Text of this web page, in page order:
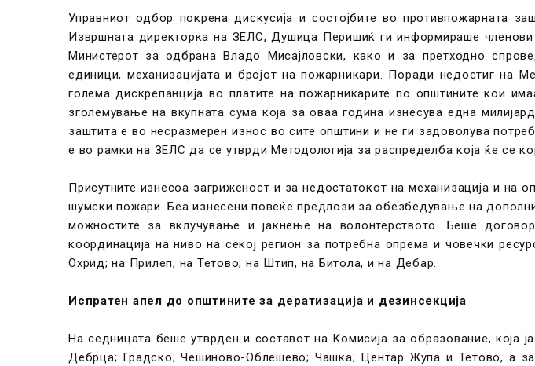
Управниот одбор покрена дискусија и состојбите во противпожарната
Извршната директорка на ЗЕЛС, Душица Перишиќ ги информираше
Министерот за одбрана Владо Мисајловски, како и за претходно
единици, механизацијата и бројот на пожарникари. Поради недостиг на
голема дискрепанција во платите на пожарникарите по општините кои
зголемување на вкупната сума која за оваа година изнесува една
заштита е во несразмерен износ во сите општини и не ги задоволува
е во рамки на ЗЕЛС да се утврди Методологија за распределба која ќе се
Присутните изнесоа загриженост и за недостатокот на механизација и
шумски пожари. Беа изнесени повеќе предлози за обезбедување на
можностите за вклучување и јакнење на волонтерството. Беше
координација на ниво на секој регион за потребна опрема и човечки
Охрид; на Прилеп; на Тетово; на Штип, на Битола, и на Дебар.
Испратен апел до општините за дератизација и дезинсекција
На седницата беше утврден и составот на Комисија за образование, која
Дебрца; Градско; Чешиново-Облешево; Чашка; Центар Жупа и Тетово, а